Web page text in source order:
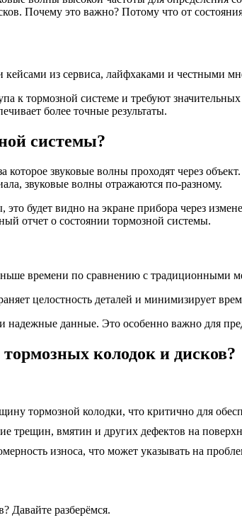
Почему это важно? Потому что от
из сервиса, лайфхаками и честными
тормозной системе и требуют значительных
более точные результаты.
системы?
звуковые волны проходят через
звуковые волны отражаются по-разному.
будет видно на экране прибора через
отчет о состоянии тормозной системы.
времени по сравнению с традиционными
целостность деталей и минимизирует
и надежные данные. Это особенно важно для
колодок и дисков?
тормозной колодки, что критично для
трещин, вмятин и других дефектов на
износа, что может указывать на
Давайте разберёмся.